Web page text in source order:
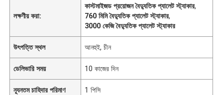
লক্ষণীয় করা:
কাস্টমাইজড প্রয়োজন বৈদ্যুতিক প্যালেট স্ট্যাকার,
760 মিমি বৈদ্যুতিক প্যালেট স্ট্যাকার,
3000 কেজি বৈদ্যুতিক প্যালেট স্ট্যাকার
উৎপত্তি স্থল আনহুই, চীন
ডেলিভারি সময় 10 কাজের দিন
ন্যূনতম চাহিদার পরিমাণ 1 পিসি